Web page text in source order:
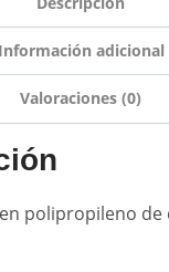
Información adicional
Valoraciones (0)
polipropileno